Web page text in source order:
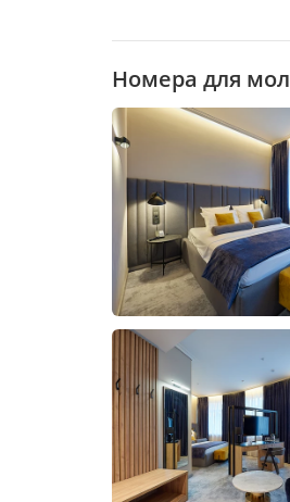
Номера для